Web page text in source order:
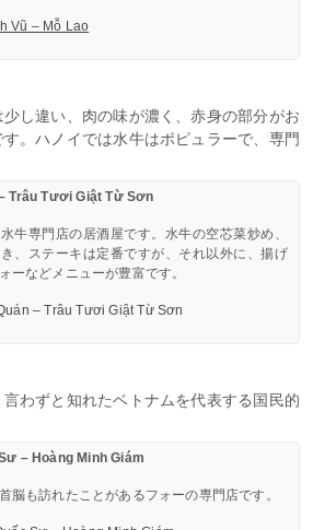
Vũ – Mỗ Lao
し違い、肉の味が濃く、赤身の部分がお
。ハノイでは水牛はポピュラーで、専門
Trâu Tươi Giật Từ Sơn
牛専門店の居酒屋です。水牛の空芯菜炒め、
、ステーキは定番ですが、それ以外に、揚げ
ーなどメニューが豊富です。
– Trâu Tươi Giật Từ Sơn
わずと知れたベトナムを代表する国民的
– Hoàng Minh Giám
脳も訪れたことがあるフォーの専門店です。